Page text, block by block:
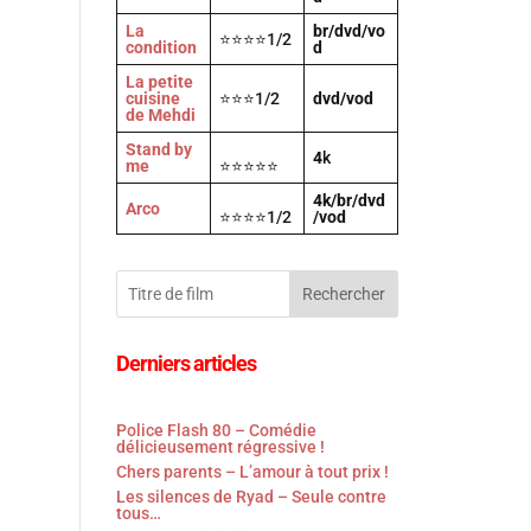
La
condition
⭐⭐⭐⭐1/2
br/dvd/vo
d
La petite
cuisine
de Mehdi
⭐⭐⭐1/2 dvd/vod
Stand by
me
⭐⭐⭐⭐⭐ 4k
Arco ⭐⭐⭐⭐1/2
4k/br/dvd
/vod
Rechercher
Derniers articles
Police Flash 80 – Comédie
délicieusement régressive !
Chers parents – L’amour à tout prix !
Les silences de Ryad – Seule contre
tous…